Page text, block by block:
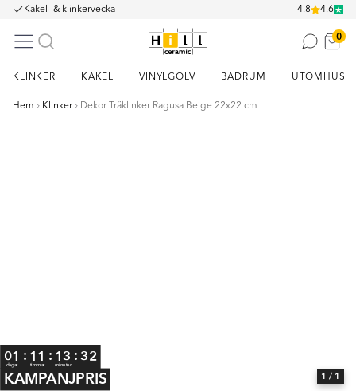
Kakel- & klinkervecka 4.8 4.6
0
KLINKER KAKEL VINYLGOLV BADRUM UTOMHUS
Hem Klinker Dekor Träklinker Ragusa Beige 22x22 cm
01
dagar
: 11
timmar
: 13
minuter
:32
KAMPANJPRIS 1 / 1